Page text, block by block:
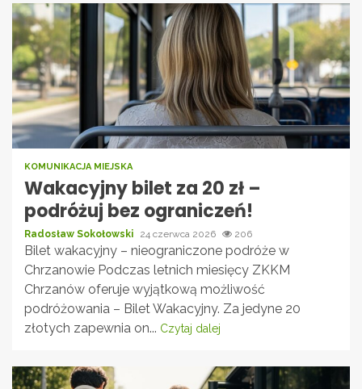
KOMUNIKACJA MIEJSKA
Wakacyjny bilet za 20 zł –
podróżuj bez ograniczeń!
Radosław Sokołowski 24 czerwca 2026 206
Bilet wakacyjny – nieograniczone podróże w
Chrzanowie Podczas letnich miesięcy ZKKM
Chrzanów oferuje wyjątkową możliwość
podróżowania – Bilet Wakacyjny. Za jedyne 20
złotych zapewnia on... Czytaj dalej